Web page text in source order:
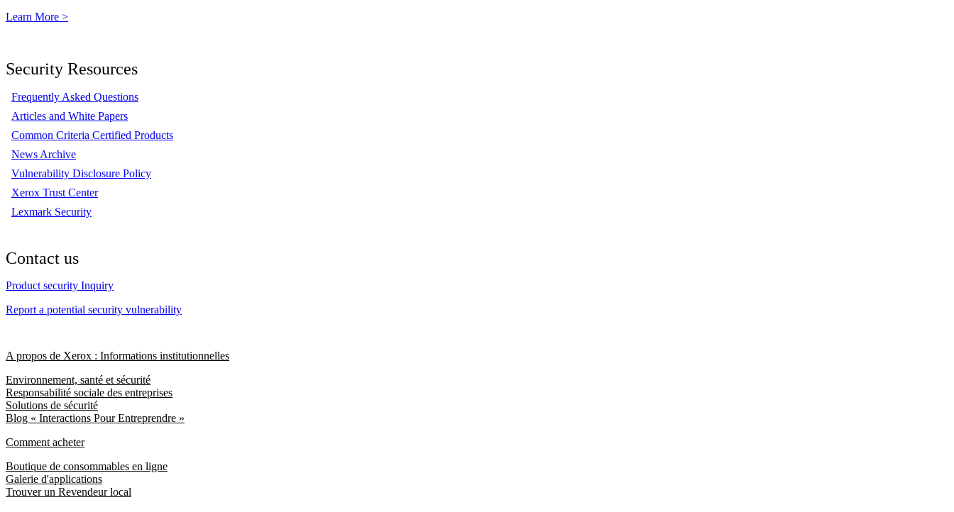
Learn More >
Security Resources
Frequently Asked Questions
Articles and White Papers
Common Criteria Certified Products
News Archive
Vulnerability Disclosure Policy
Xerox Trust Center
Lexmark Security
Contact us
Product security Inquiry
Report a potential security vulnerability
A propos de Xerox : Informations institutionnelles
Environnement, santé et sécurité
Responsabilité sociale des entreprises
Solutions de sécurité
Blog « Interactions Pour Entreprendre »
Comment acheter
Boutique de consommables en ligne
Galerie d'applications
Trouver un Revendeur local